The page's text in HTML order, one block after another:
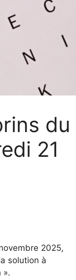
du
21
2025,
solution à
».